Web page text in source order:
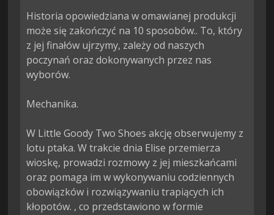
Historia opowiedziana w omawianej produkcji
może się zakończyć na 10 sposobów.. To, który
z jej finałów ujrzymy, zależy od naszych
poczynań oraz dokonywanych przez nas
wyborów.
Mechanika.
W Little Goody Two Shoes akcję obserwujemy z
lotu ptaka. W trakcie dnia Elise przemierza
wioskę, prowadzi rozmowy z jej mieszkańcami
oraz pomaga im w wykonywaniu codziennych
obowiązków i rozwiązywaniu trapiących ich
kłopotów. , co przedstawiono w formie